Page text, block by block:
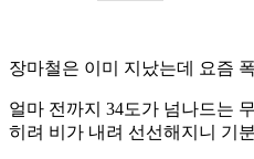
장마철은 이미 지났는데 요즘
얼마 전까지 34도가 넘나드는
히려 비가 내려 선선해지니 기